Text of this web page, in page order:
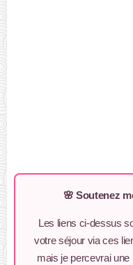
🌸 Soutenez
Les liens ci-dessus
votre séjour via ces
mais je percevrai